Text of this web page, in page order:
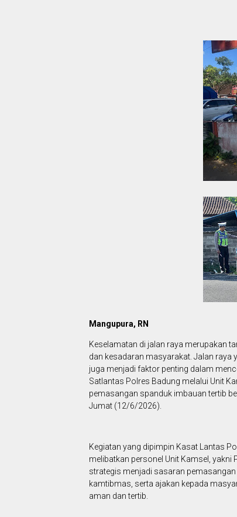
Mangupura, RN
Keselamatan di jalan raya merupakan
dan kesadaran masyarakat. Jalan raya
juga menjadi faktor penting dalam
Satlantas Polres Badung melalui Unit
pemasangan spanduk imbauan tertib
Jumat (12/6/2026).
Kegiatan yang dipimpin Kasat Lantas
melibatkan personel Unit Kamsel, yakni
strategis menjadi sasaran
kamtibmas, serta ajakan kepada
aman dan tertib.